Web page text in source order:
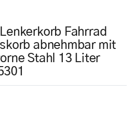
Fahrrad
abnehmbar mit
Stahl 13 Liter